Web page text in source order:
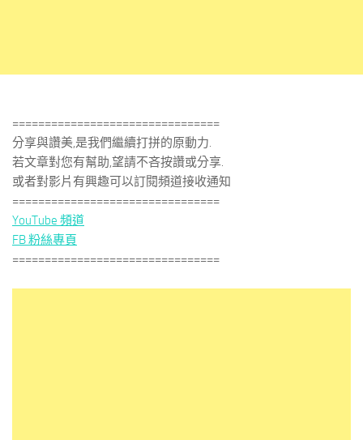
================================
分享與讚美,是我們繼續打拼的原動力.
若文章對您有幫助,望請不吝按讚或分享.
或者對影片有興趣可以訂閱頻道接收通知
================================
YouTube 頻道
FB 粉絲專頁
================================